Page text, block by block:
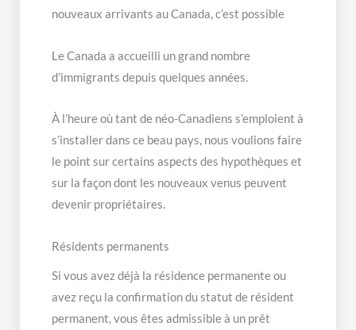
nouveaux arrivants au Canada, c’est possible
Le Canada a accueilli un grand nombre
d’immigrants depuis quelques années.
À l’heure où tant de néo-Canadiens s’emploient à
s’installer dans ce beau pays, nous voulions faire
le point sur certains aspects des hypothèques et
sur la façon dont les nouveaux venus peuvent
devenir propriétaires.
Résidents permanents
Si vous avez déjà la résidence permanente ou
avez reçu la confirmation du statut de résident
permanent, vous êtes admissible à un prêt